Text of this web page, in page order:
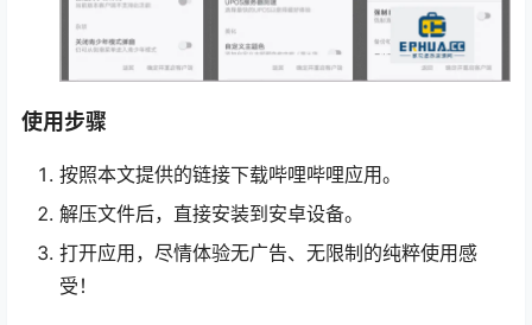
使用步骤
按照本文提供的链接下载哔哩哔哩应用。
解压文件后，直接安装到安卓设备。
打开应用，尽情体验无广告、无限制的纯粹使用感
受！